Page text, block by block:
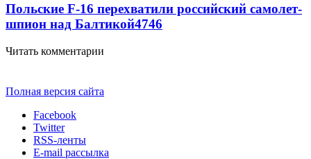
Польские F-16 перехватили российский самолет-
шпион над Балтикой4746
Читать комментарии
Полная версия сайта
Facebook
Twitter
RSS-ленты
E-mail рассылка